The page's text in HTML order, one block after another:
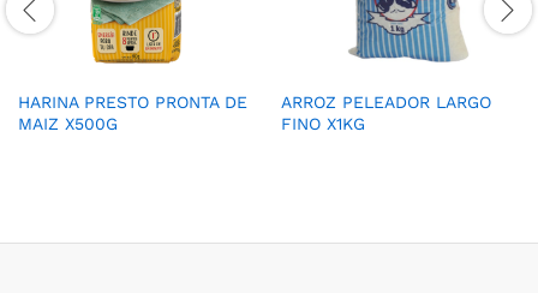
HARINA PRESTO PRONTA DE
MAIZ X500G
ARROZ PELEADOR LARGO
FINO X1KG